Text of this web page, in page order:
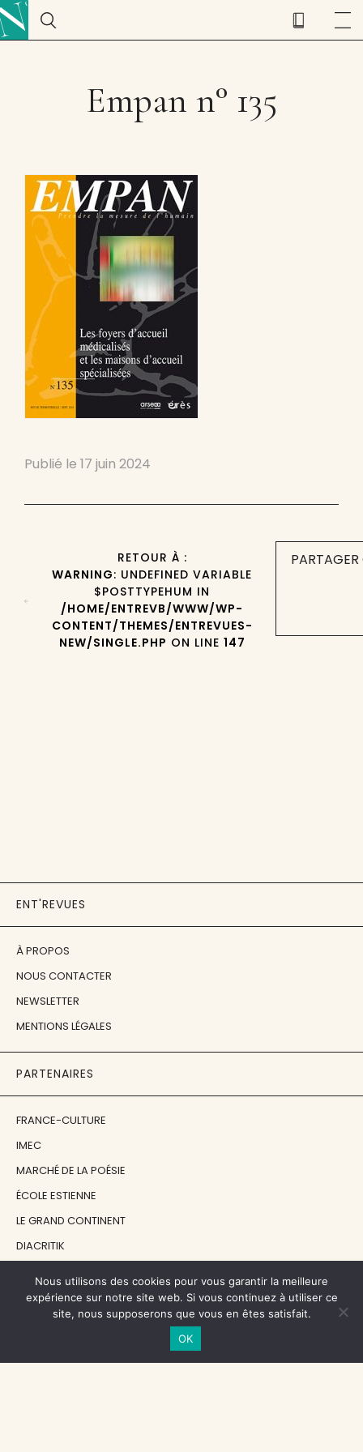
Empan n° 135
Publié le 17 juin 2024
RETOUR À :
WARNING: UNDEFINED VARIABLE
$POSTTYPEHUM IN
/HOME/ENTREVB/WWW/WP-
CONTENT/THEMES/ENTREVUES-
NEW/SINGLE.PHP ON LINE 147
ENT'REVUES
À PROPOS
NOUS CONTACTER
NEWSLETTER
MENTIONS LÉGALES
PARTENAIRES
FRANCE-CULTURE
IMEC
MARCHÉ DE LA POÉSIE
ÉCOLE ESTIENNE
LE GRAND CONTINENT
DIACRITIK
NOS SOUTIENS
CENTRE NATIONAL DU LIVRE
Nous utilisons des cookies pour vous garantir la meilleure
expérience sur notre site web. Si vous continuez à utiliser ce
site, nous supposerons que vous en êtes satisfait.
OK